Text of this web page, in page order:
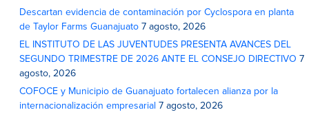
Descartan evidencia de contaminación por Cyclospora en planta
de Taylor Farms Guanajuato 7 agosto, 2026
EL INSTITUTO DE LAS JUVENTUDES PRESENTA AVANCES DEL
SEGUNDO TRIMESTRE DE 2026 ANTE EL CONSEJO DIRECTIVO 7
agosto, 2026
COFOCE y Municipio de Guanajuato fortalecen alianza por la
internacionalización empresarial 7 agosto, 2026